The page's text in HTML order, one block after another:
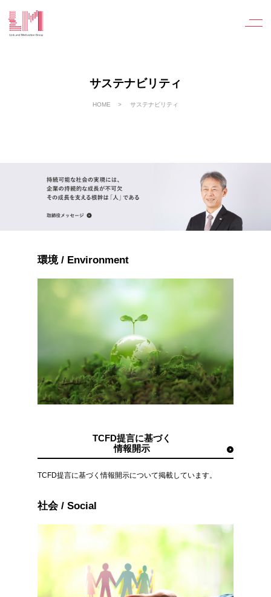
サステナビリティ
HOME サステナビリティ
環境 / Environment
TCFD提言に基づく
情報開示
TCFD提言に基づく情報開示について掲載しています。
社会 / Social